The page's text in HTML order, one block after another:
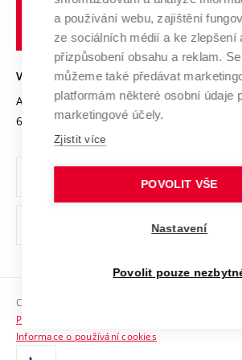
Transfer znalostí
Open Science
Projekty
Projekty ze strukturálních fondů
Specifický výzkum
Služby univerzity
Mezinárodní dohody
Univerzitní sítě
Podnikavá univerzita / ContriBUTe
Bezpečná univerzita
Vyznamenání
Organizační struktura
Ochrana osobních údajů
odkaz)
Sociální bezpečí
HR Award
VYSOKÉ UČENÍ TECHNICKÉ V BRNĚ
Antonínská 548/1
602 00 Brno
www.vut.cz
vut@vutbr.cz
Copyright © 2026 VUT
Prohlášení o přístupnosti
Informace o používání cookies
a používání webu, zajištění
ze sociálních médií a ke zlepšení
přizpůsobení obsahu a reklam.
můžeme také předávat
platformám některé osobní údaje
marketingové účely.
Zjistit více
POVOLIT VŠE
Nastavení
Povolit pouze